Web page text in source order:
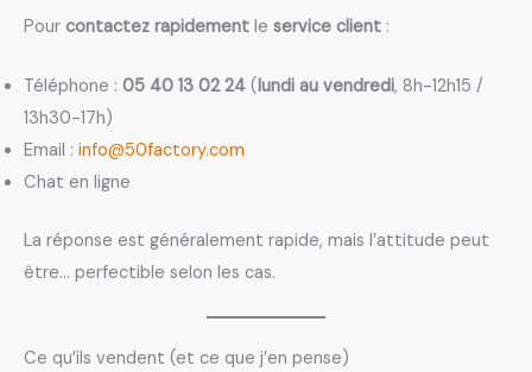
Pour contactez rapidement le service client :
Téléphone : 05 40 13 02 24 (lundi au vendredi, 8h-12h15 /
13h30-17h)
Email : info@50factory.com
Chat en ligne
La réponse est généralement rapide, mais l’attitude peut
être… perfectible selon les cas.
Ce qu’ils vendent (et ce que j’en pense)